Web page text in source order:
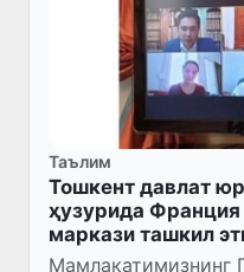
Таълим
Тошкент давлат
ҳузурида
маркази ташкил
Мамлакатимизнинг